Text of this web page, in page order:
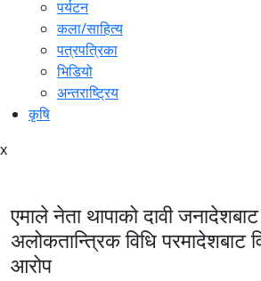
पर्यटन
कला/साहित्य
पत्रपत्रिका
भिडियो
अन्तराष्ट्रिय
कृषि
x
एमाले नेता थापाको दावी
अलोकतान्त्रिक विधि परमादेशबाट
आरोप